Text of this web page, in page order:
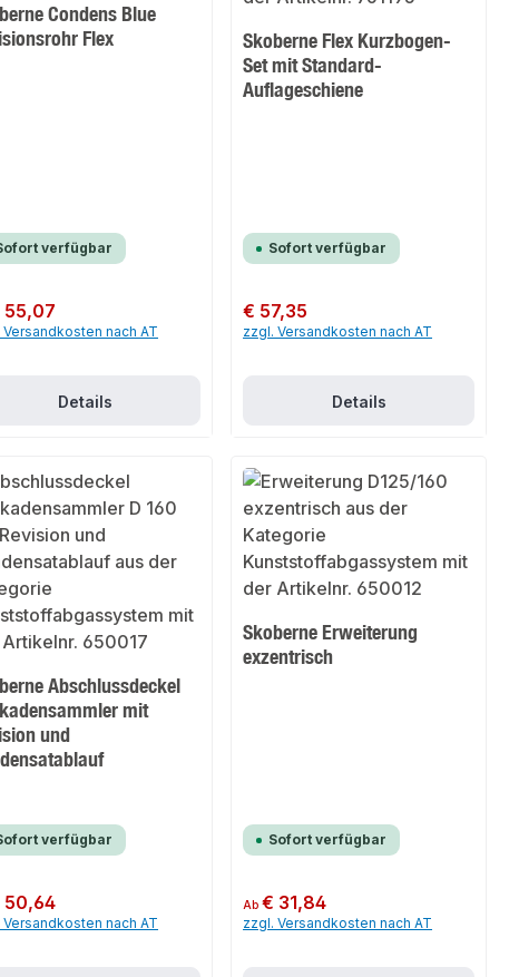
Condens Blue
Flex
verfügbar
Preis:
55,07
Versandkosten nach AT
Details
Skoberne Flex Kurzbogen-
Set mit Standard-
Auflageschiene
Sofort verfügbar
Regulärer Preis:
€ 57,35
zzgl. Versandkosten nach AT
Details
Abschlussdeckel
mit
und
verfügbar
Preis:
50,64
Versandkosten nach AT
Skoberne Erweiterung
exzentrisch
Sofort verfügbar
Regulärer Preis:
Ab€ 31,84
zzgl. Versandkosten nach AT